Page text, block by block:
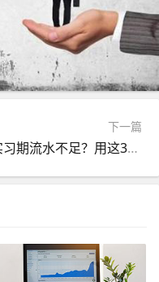
下一篇
实习期流水不足？用这3个材料通过背调